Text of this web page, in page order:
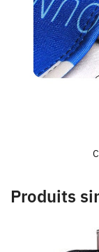
Produits